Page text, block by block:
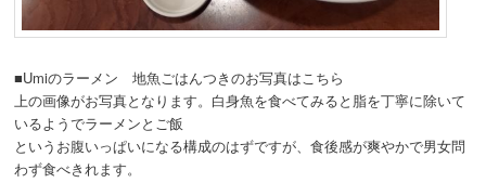
■Umiのラーメン 地魚ごはんつきのお写真はこちら
上の画像がお写真となります。白身魚を食べてみると脂を丁寧に除いて
いるようでラーメンとご飯
というお腹いっぱいになる構成のはずですが、食後感が爽やかで男女問
わず食べきれます。